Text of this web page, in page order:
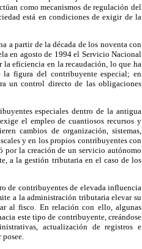
como mecanismos de regulación del
está en condiciones de exigir de la
a partir de la década de los noventa con
en agosto de 1994 el Servicio Nacional
eficiencia en la recaudación, lo que ha
la figura del contribuyente especial; en
un control directo de las obligaciones
especiales dentro de la antigua
el empleo de cuantiosos recursos y
cambios de organización, sistemas,
y en los propios contribuyentes con
la creación de un servicio autónomo
a la gestión tributaria en el caso de los
de contribuyentes de elevada influencia
a la administración tributaria elevar su
al fisco. En relación con ello, algunas
este tipo de contribuyente, creándose
actualización de registros e
posee.